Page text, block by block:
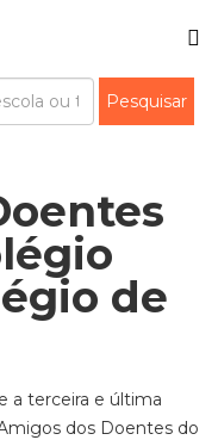
de
a terceira e última
dos Doentes do